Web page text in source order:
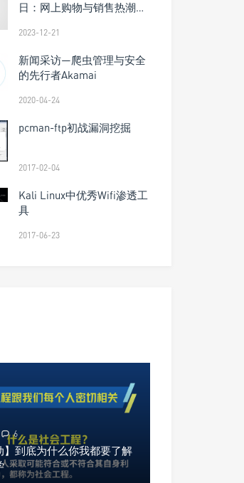
日：网上购物与销售热潮背
2023-12-21
新闻采访—爬虫管理与安全
的先行者Akamai
2020-04-24
pcman-ftp初战漏洞挖掘
2017-02-04
Kali Linux中优秀Wifi渗透工
具
2017-06-23
6
】到底为什么你我都要了解